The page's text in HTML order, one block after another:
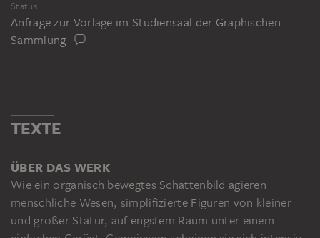
Status
Anfrage zur Vorlage im Studiensaal der Graphischen
Sammlung
TEXTE
ÜBER DAS WERK
Wie ein organisch bewegtes Schattenbild agieren
menschliche Wesen, simplifizierte Figuren von kleiner
und großer Statur, auf engstem Raum unter einem